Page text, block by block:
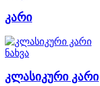
კარი
ნახვა
კლასიკური კარი